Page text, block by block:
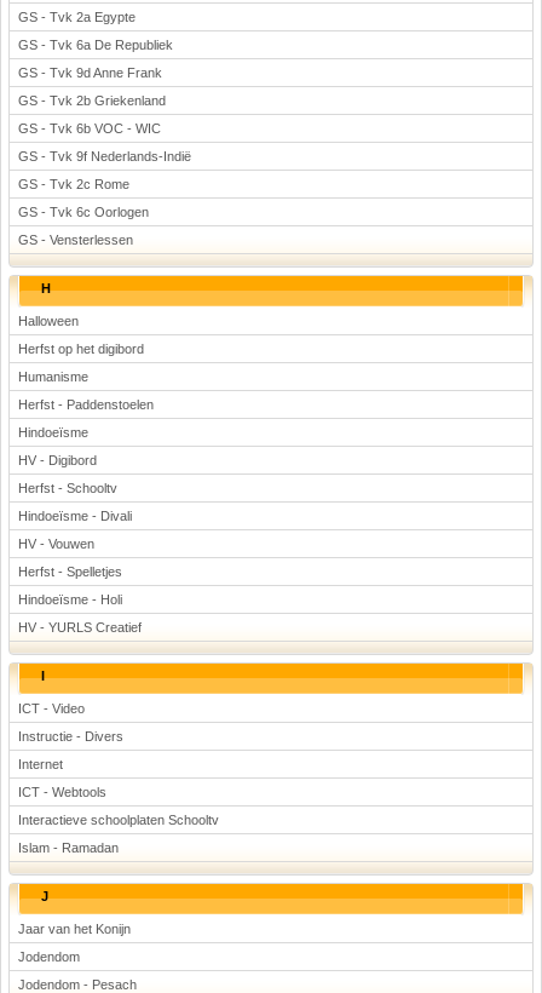
GS - Tvk 2a Egypte
GS - Tvk 6a De Republiek
GS - Tvk 9d Anne Frank
GS - Tvk 2b Griekenland
GS - Tvk 6b VOC - WIC
GS - Tvk 9f Nederlands-Indië
GS - Tvk 2c Rome
GS - Tvk 6c Oorlogen
GS - Vensterlessen
H
Halloween
Herfst op het digibord
Humanisme
Herfst - Paddenstoelen
Hindoeïsme
HV - Digibord
Herfst - Schooltv
Hindoeïsme - Divali
HV - Vouwen
Herfst - Spelletjes
Hindoeïsme - Holi
HV - YURLS Creatief
I
ICT - Video
Instructie - Divers
Internet
ICT - Webtools
Interactieve schoolplaten Schooltv
Islam - Ramadan
J
Jaar van het Konijn
Jodendom
Jodendom - Pesach